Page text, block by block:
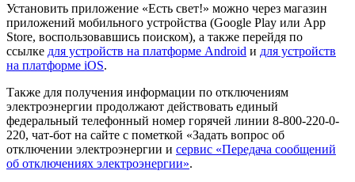
Установить приложение «Есть свет!» можно через магазин
приложений мобильного устройства (Google Play или App
Store, воспользовавшись поиском), а также перейдя по
ссылке для устройств на платформе Android и для устройств
на платформе iOS.
Также для получения информации по отключениям
электроэнергии продолжают действовать единый
федеральный телефонный номер горячей линии 8-800-220-0-
220, чат-бот на сайте с пометкой «Задать вопрос об
отключении электроэнергии и сервис «Передача сообщений
об отключениях электроэнергии».